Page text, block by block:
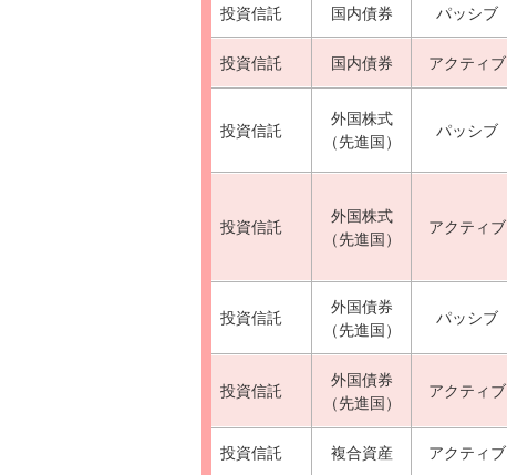
投資信託 国内債券 パッシブ
投資信託 国内債券 アクティブ
投資信託
外国株式
（先進国）
パッシブ
投資信託
外国株式
（先進国）
アクティブ
投資信託
外国債券
（先進国）
パッシブ
投資信託
外国債券
（先進国）
アクティブ
投資信託 複合資産 アクティブ